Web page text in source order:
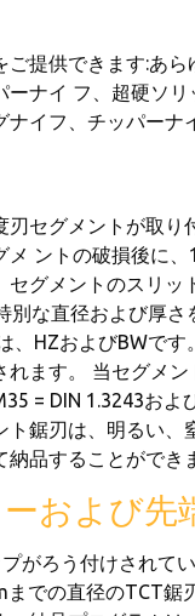
提供できます:あ
ナイ フ、超硬ソ
イフ、チッパーナ
セグメントが取
ントの破損後に
セグメントのスリ
な直径および厚
、HZおよびBWで
ます。 当セグメ
= DIN 1.3243お
鋸刃は、明るい
品することができ
および先
がろう付けされて
での直径のTCT鋸